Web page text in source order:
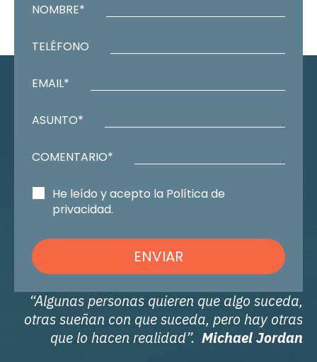
NOMBRE*
TELÉFONO
EMAIL*
ASUNTO*
COMENTARIO*
He leído y acepto la Política de
privacidad.
ENVIAR
“Algunas personas quieren que algo suceda,
otras sueñan con que suceda, pero hay otras
que lo hacen realidad”. Michael Jordan